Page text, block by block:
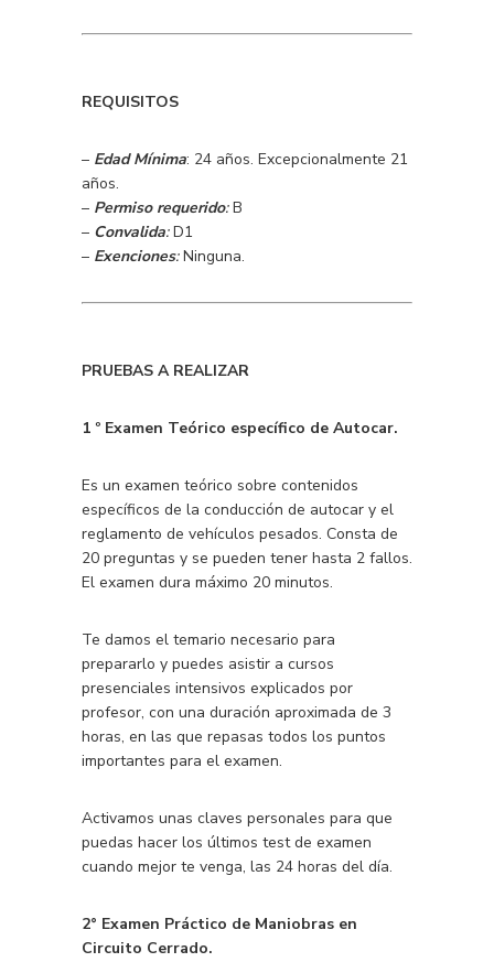
REQUISITOS
– Edad Mínima: 24 años. Excepcionalmente 21
años.
– Permiso requerido:B
– Convalida:D1
– Exenciones:Ninguna.
PRUEBAS A REALIZAR
1 º Examen Teórico específico de Autocar.
Es un examen teórico sobre contenidos
específicos de la conducción de autocar y el
reglamento de vehículos pesados. Consta de
20 preguntas y se pueden tener hasta 2 fallos.
El examen dura máximo 20 minutos.
Te damos el temario necesario para
prepararlo y puedes asistir a cursos
presenciales intensivos explicados por
profesor, con una duración aproximada de 3
horas, en las que repasas todos los puntos
importantes para el examen.
Activamos unas claves personales para que
puedas hacer los últimos test de examen
cuando mejor te venga, las 24 horas del día.
2° Examen Práctico de Maniobras en
Circuito Cerrado.